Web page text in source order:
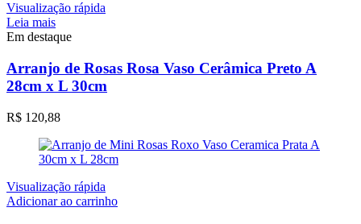
Visualização rápida
Leia mais
Em destaque
Arranjo de Rosas Rosa Vaso Cerâmica Preto A
28cm x L 30cm
R$ 120,88
Visualização rápida
Adicionar ao carrinho